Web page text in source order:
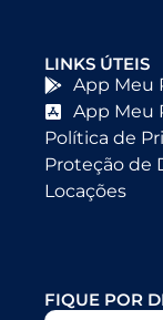
LINKS ÚTEIS
App Meu
App Meu
Política de
Proteção de
Locações
FIQUE POR